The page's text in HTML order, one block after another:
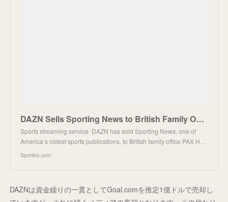
DAZN Sells Sporting News to British Family Office with Gaming Ties
Sports streaming service DAZN has sold Sporting News, one of
America’s oldest sports publications, to British family office PAX H…
Sportico.com
DAZNは資金繰りの一貫としてGoal.comを推定1億ドルで売却し